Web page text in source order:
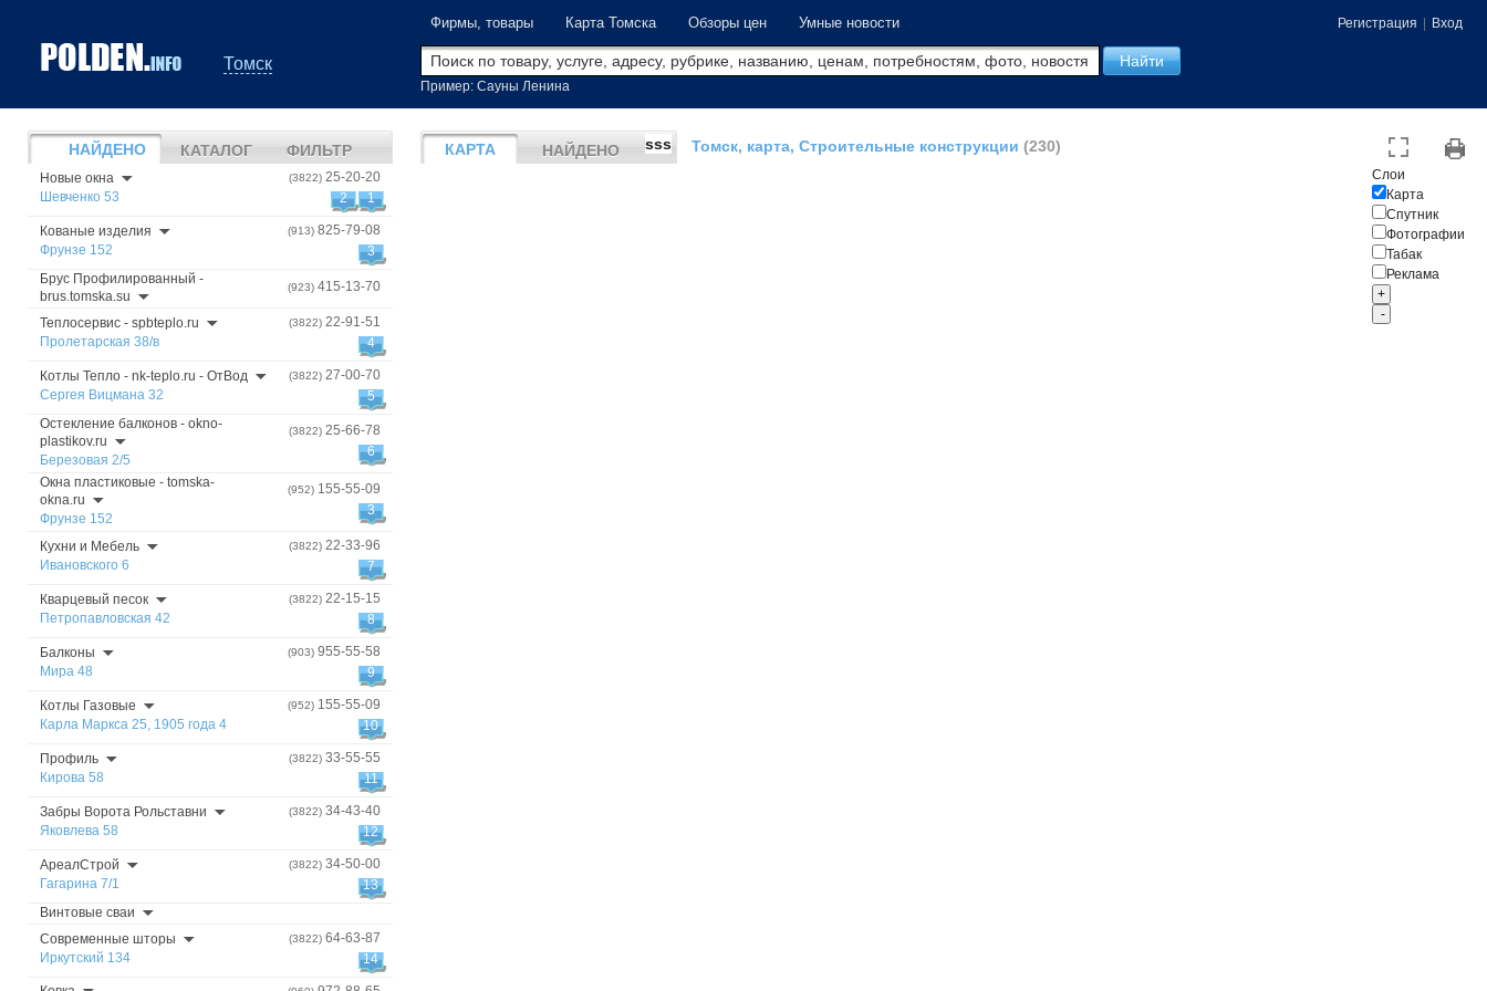
Томск
Регистрация Вход
Фирмы, товары Карта Томска Обзоры цен Умные новости
Пример: Сауны Ленина
НАЙДЕНО КАТАЛОГ ФИЛЬТР
Новые окна
Шевченко 53
(3822) 25-20-20
1
2
Кованые изделия
Фрунзе 152
(913) 825-79-08
3
Брус Профилированный -
brus.tomska.su
(923) 415-13-70
Теплосервис - spbteplo.ru
Пролетарская 38/в
(3822) 22-91-51
4
Котлы Тепло - nk-teplo.ru - ОтВод
Сергея Вицмана 32
(3822) 27-00-70
5
Остекление балконов - okno-
plastikov.ru
Березовая 2/5
(3822) 25-66-78
6
Окна пластиковые - tomska-
okna.ru
Фрунзе 152
(952) 155-55-09
3
Кухни и Мебель
Ивановского 6
(3822) 22-33-96
7
Кварцевый песок
Петропавловская 42
(3822) 22-15-15
8
Балконы
Мира 48
(903) 955-55-58
9
Котлы Газовые
Карла Маркса 25, 1905 года 4
(952) 155-55-09
10
Профиль
Кирова 58
(3822) 33-55-55
11
Забры Ворота Рольставни
Яковлева 58
(3822) 34-43-40
12
АреалСтрой
Гагарина 7/1
(3822) 34-50-00
13
Винтовые сваи
Современные шторы
Иркутский 134
(3822) 64-63-87
14
КАРТА НАЙДЕНО sss Томск, карта, Строительные конструкции (230)
Слои
Карта
Спутник
Фотографии
Табак
Реклама